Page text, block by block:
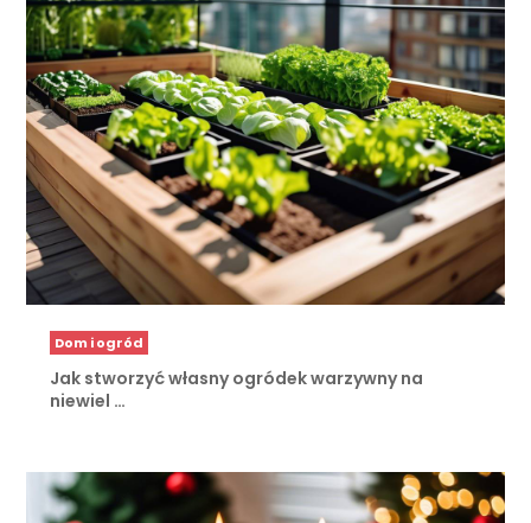
Dom i ogród
Jak stworzyć własny ogródek warzywny na
niewiel …